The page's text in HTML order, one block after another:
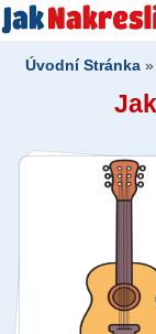
Úvodní Stránka »